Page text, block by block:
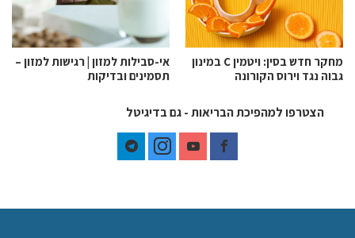
אי-סבילות למזון | רגישות למזון –
תסמינים ובדיקות
מחקר חדש בסין: ויטמין C במינון
גבוה נגד וירוס הקורונה
הצטרפו למהפיכת הבריאות - גם בדיגיטל